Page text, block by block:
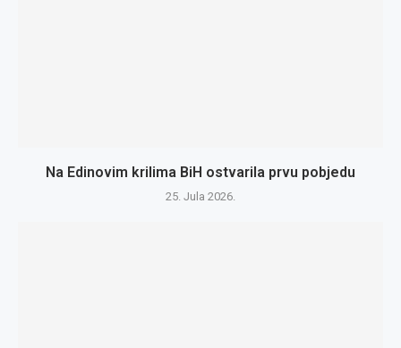
Na Edinovim krilima BiH ostvarila prvu pobjedu
25. Jula 2026.